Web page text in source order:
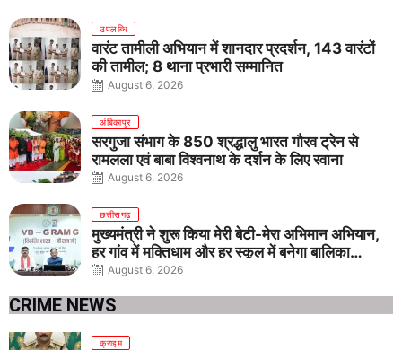
उपलब्धि
वारंट तामीली अभियान में शानदार प्रदर्शन, 143 वारंटों
की तामील; 8 थाना प्रभारी सम्मानित
August 6, 2026
अंबिकापुर
सरगुजा संभाग के 850 श्रद्धालु भारत गौरव ट्रेन से
रामलला एवं बाबा विश्वनाथ के दर्शन के लिए रवाना
August 6, 2026
छत्तीसगढ़
मुख्यमंत्री ने शुरू किया मेरी बेटी-मेरा अभिमान अभियान,
हर गांव में मुक्तिधाम और हर स्कूल में बनेगा बालिका
शौचालय
August 6, 2026
CRIME NEWS
क्राइम